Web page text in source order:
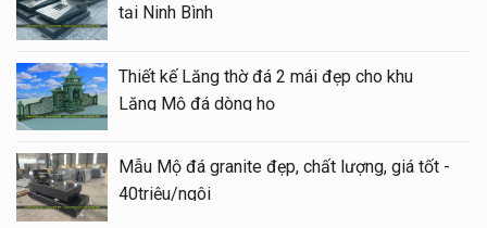
tại Ninh Bình
Thiết kế Lăng thờ đá 2 mái đẹp cho khu
Lăng Mộ đá dòng họ
Mẫu Mộ đá granite đẹp, chất lượng, giá tốt -
40triệu/ngôi